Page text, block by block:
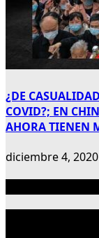
¿DE
COVID?; EN
AHORA TIENEN
diciembre 4, 2020